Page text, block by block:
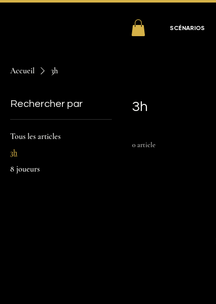
SCÉNARIOS
Accueil 3h
Rechercher par
Tous les articles
3h
8 joueurs
3h
0 article